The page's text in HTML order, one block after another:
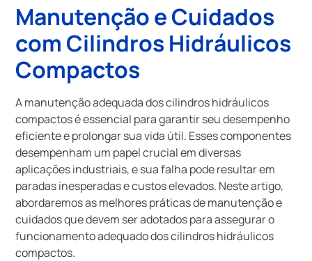
Manutenção e Cuidados
com Cilindros Hidráulicos
Compactos
A manutenção adequada dos cilindros hidráulicos
compactos é essencial para garantir seu desempenho
eficiente e prolongar sua vida útil. Esses componentes
desempenham um papel crucial em diversas
aplicações industriais, e sua falha pode resultar em
paradas inesperadas e custos elevados. Neste artigo,
abordaremos as melhores práticas de manutenção e
cuidados que devem ser adotados para assegurar o
funcionamento adequado dos cilindros hidráulicos
compactos.